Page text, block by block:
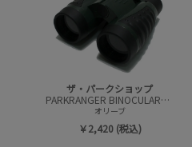
ザ・パークショップ
PARKRANGER BINOCULARS(コンパクト双眼鏡)
オリーブ
￥2,420 (税込)